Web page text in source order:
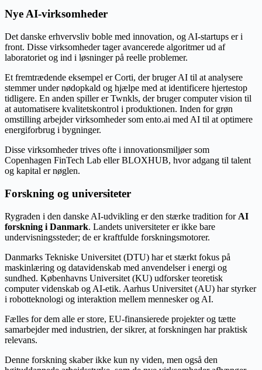
Nye AI-virksomheder
Det danske erhvervsliv boble med innovation, og AI-startups er i
front. Disse virksomheder tager avancerede algoritmer ud af
laboratoriet og ind i løsninger på reelle problemer.
Et fremtrædende eksempel er Corti, der bruger AI til at analysere
stemmer under nødopkald og hjælpe med at identificere hjertestop
tidligere. En anden spiller er Twnkls, der bruger computer vision til
at automatisere kvalitetskontrol i produktionen. Inden for grøn
omstilling arbejder virksomheder som ento.ai med AI til at optimere
energiforbrug i bygninger.
Disse virksomheder trives ofte i innovationsmiljøer som
Copenhagen FinTech Lab eller BLOXHUB, hvor adgang til talent
og kapital er nøglen.
Forskning og universiteter
Rygraden i den danske AI-udvikling er den stærke tradition for AI
forskning i Danmark. Landets universiteter er ikke bare
undervisningssteder; de er kraftfulde forskningsmotorer.
Danmarks Tekniske Universitet (DTU) har et stærkt fokus på
maskinlæring og datavidenskab med anvendelser i energi og
sundhed. Københavns Universitet (KU) udforsker teoretisk
computer videnskab og AI-etik. Aarhus Universitet (AU) har styrker
i robotteknologi og interaktion mellem mennesker og AI.
Fælles for dem alle er store, EU-finansierede projekter og tætte
samarbejder med industrien, der sikrer, at forskningen har praktisk
relevans.
Denne forskning skaber ikke kun ny viden, men også den